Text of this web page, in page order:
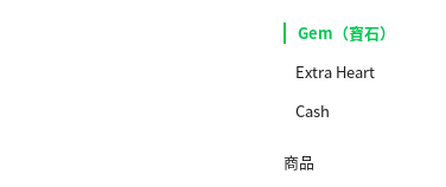
Gem（寶石）
Extra Heart
Cash
商品